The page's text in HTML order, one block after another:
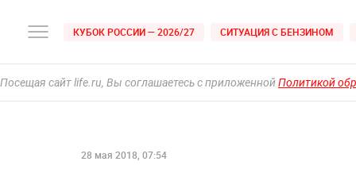
КУБОК РОССИИ — 2026/27 СИТУАЦИЯ С БЕНЗИНОМ
Посещая сайт life.ru, Вы соглашаетесь с приложеннойПолитикой
28 мая 2018, 07:54